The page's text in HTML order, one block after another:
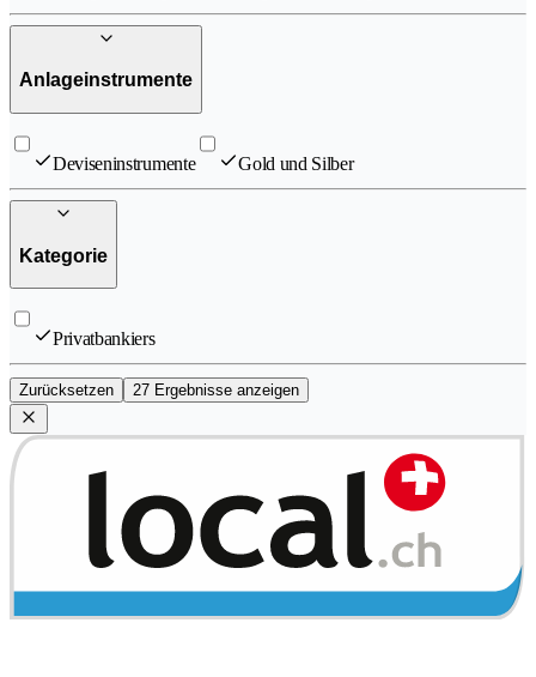
Anlageinstrumente
Deviseninstrumente Gold und Silber
Kategorie
Privatbankiers
Zurücksetzen 27 Ergebnisse anzeigen